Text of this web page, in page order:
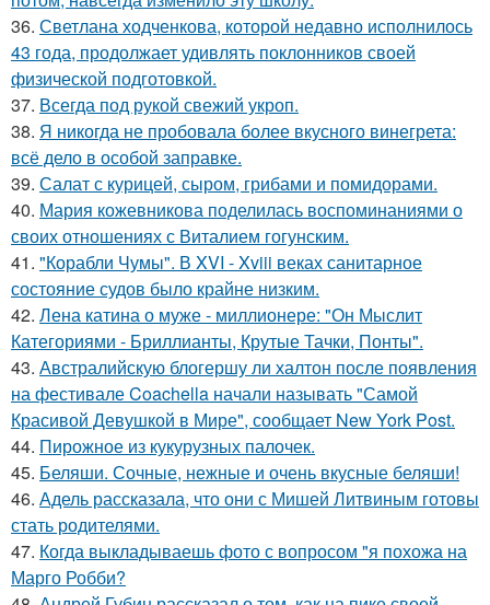
36. Светлана ходченкова, которой недавно исполнилось
43 года, продолжает удивлять поклонников своей
физической подготовкой.
37. Всегда под рукой свежий укроп.
38. Я никогда не пробовала более вкусного винегрета:
всё дело в особой заправке.
39. Салат с курицей, сыром, грибами и помидорами.
40. Мария кожевникова поделилась воспоминаниями о
своих отношениях с Виталием гогунским.
41. "Корабли Чумы". В XVI - Xviii веках санитарное
состояние судов было крайне низким.
42. Лена катина о муже - миллионере: "Он Мыслит
Категориями - Бриллианты, Крутые Тачки, Понты".
43. Австралийскую блогершу ли халтон после появления
на фестивале Coachella начали называть "Самой
Красивой Девушкой в Мире", сообщает New York Post.
44. Пирожное из кукурузных палочек.
45. Беляши. Сочные, нежные и очень вкусные беляши!
46. Адель рассказала, что они с Мишей Литвиным готовы
стать родителями.
47. Когда выкладываешь фото с вопросом "я похожа на
Марго Робби?